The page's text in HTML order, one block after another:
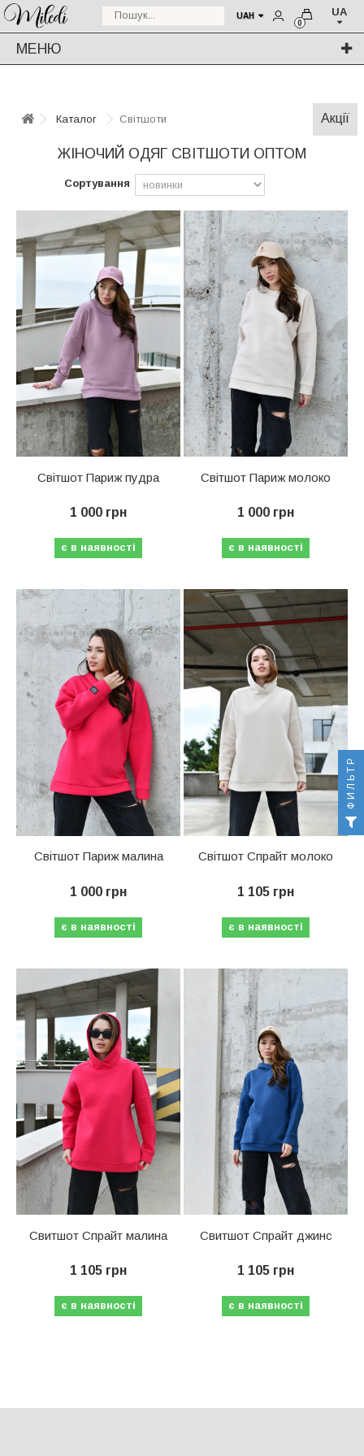
UAH UA
0
МЕНЮ
Каталог Світшоти Акції
ЖІНОЧИЙ ОДЯГ СВІТШОТИ ОПТОМ
Сортування
Світшот Париж пудра
1 000 грн
є в наявності
Світшот Париж молоко
1 000 грн
є в наявності
Світшот Париж малина
1 000 грн
є в наявності
Світшот Спрайт молоко
1 105 грн
є в наявності
Свитшот Спрайт малина
1 105 грн
є в наявності
Свитшот Спрайт джинс
1 105 грн
є в наявності
ФИЛЬТР